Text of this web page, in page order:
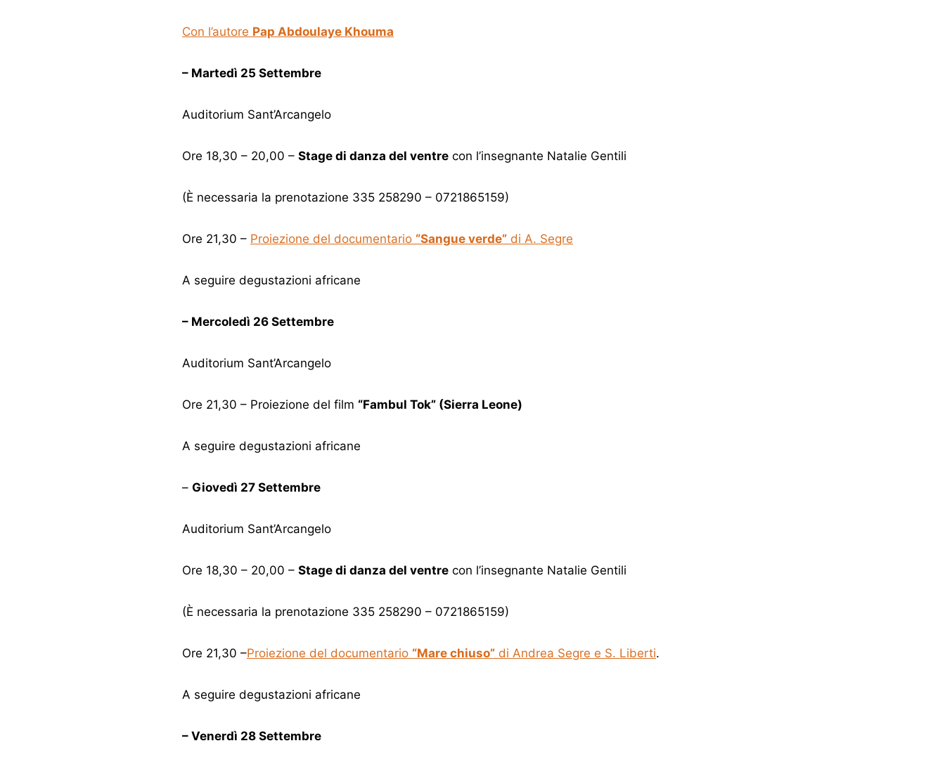
Con l’autore Pap Abdoulaye Khouma
– Martedì 25 Settembre
Auditorium Sant’Arcangelo
Ore 18,30 – 20,00 – Stage di danza del ventre con l’insegnante Natalie Gentili
(È necessaria la prenotazione 335 258290 – 0721865159)
Ore 21,30 – Proiezione del documentario “Sangue verde” di A. Segre
A seguire degustazioni africane
– Mercoledì 26 Settembre
Auditorium Sant’Arcangelo
Ore 21,30 – Proiezione del film “Fambul Tok” (Sierra Leone)
A seguire degustazioni africane
– Giovedì 27 Settembre
Auditorium Sant’Arcangelo
Ore 18,30 – 20,00 – Stage di danza del ventre con l’insegnante Natalie Gentili
(È necessaria la prenotazione 335 258290 – 0721865159)
Ore 21,30 –Proiezione del documentario “Mare chiuso” di Andrea Segre e S. Liberti.
A seguire degustazioni africane
– Venerdì 28 Settembre